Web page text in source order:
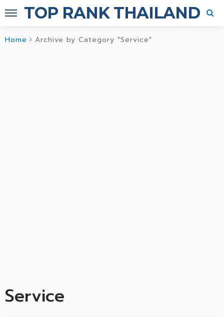
TOP RANK THAILAND
Home Archive by Category "Service"
Service